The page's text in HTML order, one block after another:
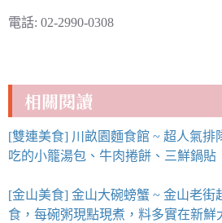
電話: 02-2990-0308
相關閱讀
[雙連美食] 川畝園麵食館 ~ 超人氣排
吃的小籠湯包、牛肉捲餅、三鮮鍋貼
[金山美食] 金山大碗螃蟹 ~ 金山老街
食，每碗粥現點現煮，料多實在新鮮